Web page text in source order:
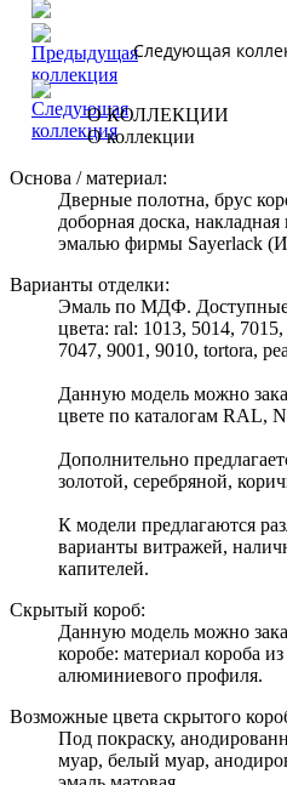
Следующая
О КОЛЛЕКЦИИ
О коллекции
Основа / материал:
Дверные полотна, брус
доборная доска,
эмалью фирмы Sayerlack
Варианты отделки:
Эмаль по МДФ. Доступные
цвета: ral: 1013, 5014,
7047, 9001, 9010, tortora,
Данную модель можно
цвете по каталогам RAL,
Дополнительно
золотой, серебряной,
К модели предлагаются
варианты витражей,
капителей.
Скрытый короб:
Данную модель можно
коробе: материал короба
алюминиевого профиля.
Возможные цвета скрытого
Под покраску,
муар, белый муар,